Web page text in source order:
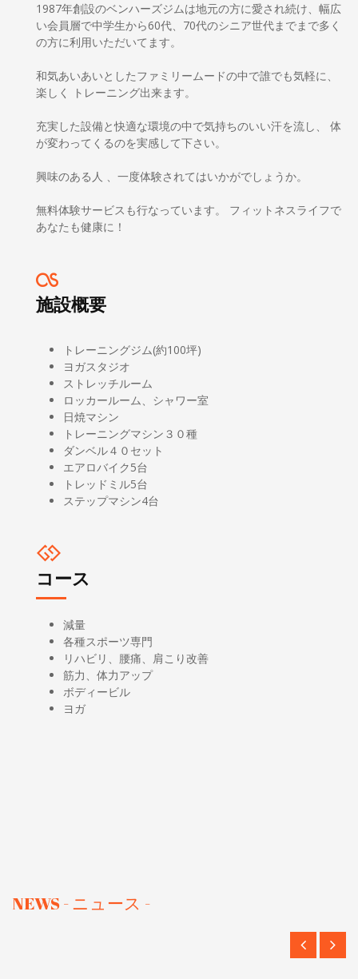
1987年創設のベンハーズジムは地元の方に愛され続け、幅広
い会員層で中学生から60代、70代のシニア世代までまで多く
の方に利用いただいてます。
和気あいあいとしたファミリームードの中で誰でも気軽に、
楽しく トレーニング出来ます。
充実した設備と快適な環境の中で気持ちのいい汗を流し、 体
が変わってくるのを実感して下さい。
興味のある人 、一度体験されてはいかがでしょうか。
無料体験サービスも行なっています。 フィットネスライフで
あなたも健康に！
施設概要
トレーニングジム(約100坪)
ヨガスタジオ
ストレッチルーム
ロッカールーム、シャワー室
日焼マシン
トレーニングマシン３０種
ダンベル４０セット
エアロバイク5台
トレッドミル5台
ステップマシン4台
コース
減量
各種スポーツ専門
リハビリ、腰痛、肩こり改善
筋力、体力アップ
ボディービル
ヨガ
NEWS - ニュース -